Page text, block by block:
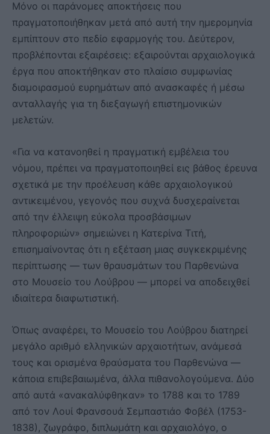
Μόνο οι παράνομες αποκτήσεις που
πραγματοποιήθηκαν μετά από αυτή την ημερομηνία
εμπίπτουν στο πεδίο εφαρμογής του. Δεύτερον,
προβλέπονται εξαιρέσεις: εξαιρούνται αρχαιολογικά
έργα που αποκτήθηκαν στο πλαίσιο συμφωνίας
διαμοιρασμού ευρημάτων από ανασκαφές ή μέσω
ανταλλαγής για τη διεξαγωγή επιστημονικών
μελετών.
«Για να κατανοηθεί η πραγματική εμβέλεια του
νόμου, πρέπει να πραγματοποιηθεί εις βάθος έρευνα
σχετικά με την προέλευση κάθε αρχαιολογικού
αντικειμένου, γεγονός που συχνά δυσχεραίνεται
από την έλλειψη εύκολα προσβάσιμων
πληροφοριών» σημειώνει η Κατερίνα Τιτή,
επισημαίνοντας ότι η εξέταση μιας συγκεκριμένης
περίπτωσης — των θραυσμάτων του Παρθενώνα
στο Μουσείο του Λούβρου — μπορεί να αποδειχθεί
ιδιαίτερα διαφωτιστική.
Όπως αναφέρει, το Μουσείο του Λούβρου διατηρεί
μεγάλο αριθμό ελληνικών αρχαιοτήτων, ανάμεσά
τους και ορισμένα θραύσματα του Παρθενώνα —
κάποια επιβεβαιωμένα, άλλα πιθανολογούμενα. Δύο
από αυτά «ανακαλύφθηκαν» το 1788 και το 1789
από τον Λουί Φρανσουά Σεμπαστιάο Φοβέλ (1753-
1838), ζωγράφο, διπλωμάτη και αρχαιολόγο, ο